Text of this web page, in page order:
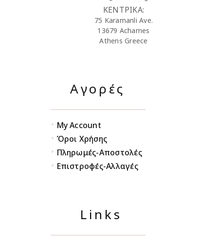
ΚΕΝΤΡΙΚΑ:
75 Karamanli Ave.
13679 Acharnes
Athens Greece
Αγορές
• My Account
• Όροι Χρήσης
• Πληρωμές-Αποστολές
• Επιστροφές-Αλλαγές
Links